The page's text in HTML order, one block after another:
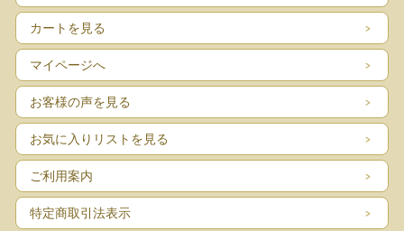
カートを見る
マイページへ
お客様の声を見る
お気に入りリストを見る
ご利用案内
特定商取引法表示